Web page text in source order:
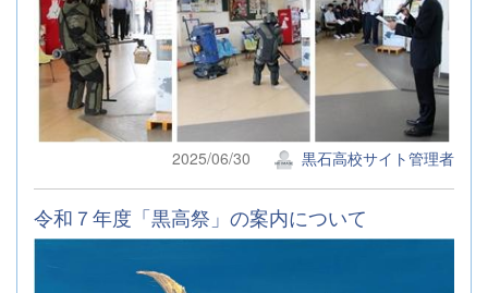
2025/06/30 黒石高校サイト管理者
令和７年度「黒高祭」の案内について